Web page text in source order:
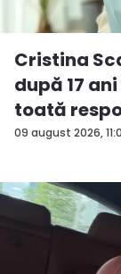
09 august 2026,
Cristina
după 17
toată
erau...